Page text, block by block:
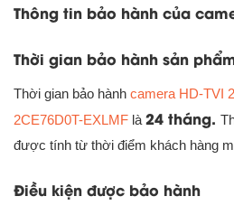
Thông tin bảo hành của
Thời gian bảo hành sản
Thời gian bảo hành camera HD-TVI
2CE76D0T-EXLMF là 24 tháng.
được tính từ thời điểm khách hàng
Điều kiện được bảo hành